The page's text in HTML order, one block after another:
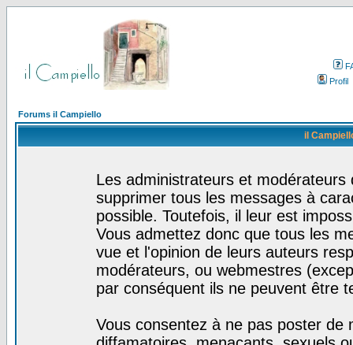
Profil
Forums il Campiello
il
Les administrateurs et
supprimer tous les messages à
possible. Toutefois, il leur est
Vous admettez donc que tous les
vue et l'opinion de leurs auteurs
modérateurs, ou webmestres
par conséquent ils ne peuvent être
Vous consentez à ne pas poster de